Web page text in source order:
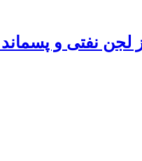
لجن نفتی و